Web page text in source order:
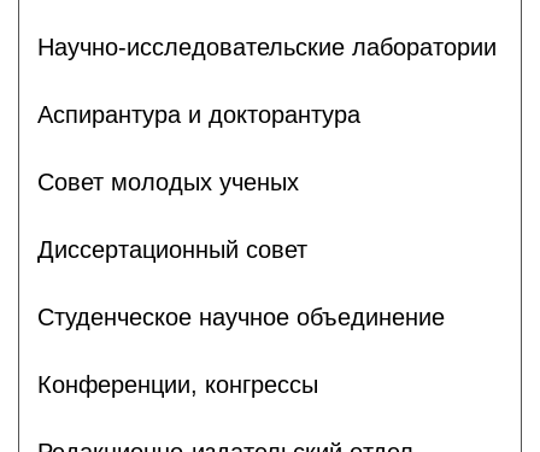
Научно-исследовательские лаборатории
Аспирантура и докторантура
Совет молодых ученых
Диссертационный совет
Студенческое научное объединение
Конференции, конгрессы